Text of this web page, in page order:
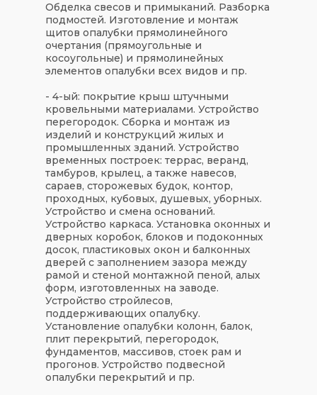
Обделка свесов и примыканий. Разборка
подмостей. Изготовление и монтаж
щитов опалубки прямолинейного
очертания (прямоугольные и
косоугольные) и прямолинейных
элементов опалубки всех видов и пр.
- 4-ый: покрытие крыш штучными
кровельными материалами. Устройство
перегородок. Сборка и монтаж из
изделий и конструкций жилых и
промышленных зданий. Устройство
временных построек: террас, веранд,
тамбуров, крылец, а также навесов,
сараев, сторожевых будок, контор,
проходных, кубовых, душевых, уборных.
Устройство и смена оснований.
Устройство каркаса. Установка оконных и
дверных коробок, блоков и подоконных
досок, пластиковых окон и балконных
дверей с заполнением зазора между
рамой и стеной монтажной пеной, алых
форм, изготовленных на заводе.
Устройство стройлесов,
поддерживающих опалубку.
Установление опалубки колонн, балок,
плит перекрытий, перегородок,
фундаментов, массивов, стоек рам и
прогонов. Устройство подвесной
опалубки перекрытий и пр.